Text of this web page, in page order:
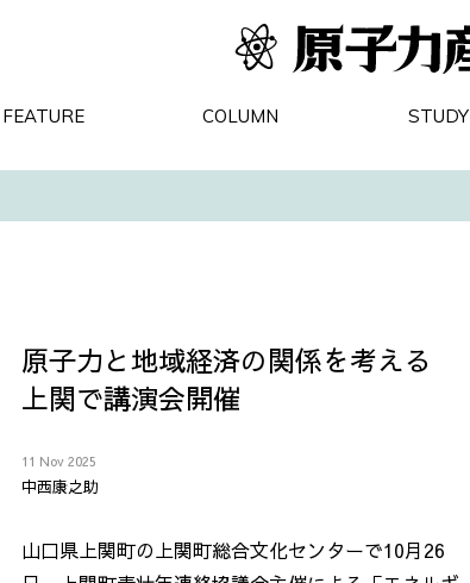
FEATURE COLUMN STUDY
原子力と地域経済の関係を考える
上関で講演会開催
11 Nov 2025
中西康之助
山口県上関町の上関町総合文化センターで10月26